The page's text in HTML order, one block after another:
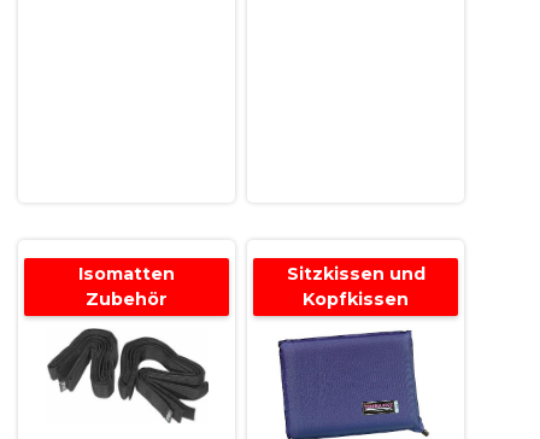
Isomatten
Zubehör
Sitzkissen und
Kopfkissen